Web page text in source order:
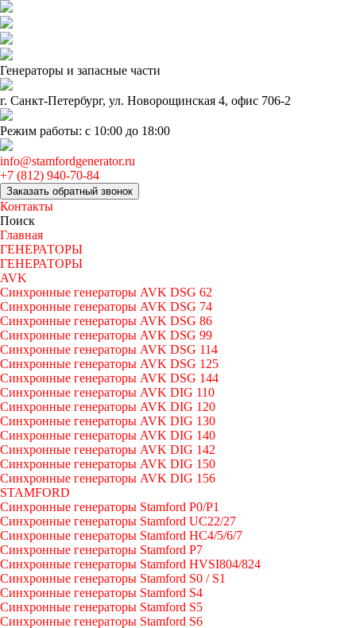
Генераторы и запаcные части
г. Санкт-Петербург, ул. Новорощинская 4, офис 706-2
Режим работы: с 10:00 до 18:00
info@stamfordgenerator.ru
+7 (812) 940-70-84
Заказать обратный звонок
Контакты
Поиск
Главная
ГЕНЕРАТОРЫ
ГЕНЕРАТОРЫ
AVK
Синхронные генераторы AVK DSG 62
Синхронные генераторы AVK DSG 74
Синхронные генераторы AVK DSG 86
Синхронные генераторы AVK DSG 99
Синхронные генераторы AVK DSG 114
Синхронные генераторы AVK DSG 125
Синхронные генераторы AVK DSG 144
Синхронные генераторы AVK DIG 110
Синхронные генераторы AVK DIG 120
Синхронные генераторы AVK DIG 130
Синхронные генераторы AVK DIG 140
Синхронные генераторы AVK DIG 142
Синхронные генераторы AVK DIG 150
Синхронные генераторы AVK DIG 156
STAMFORD
Синхронные генераторы Stamford P0/P1
Синхронные генераторы Stamford UC22/27
Синхронные генераторы Stamford HC4/5/6/7
Синхронные генераторы Stamford P7
Синхронные генераторы Stamford HVSI804/824
Синхронные генераторы Stamford S0 / S1
Синхронные генераторы Stamford S4
Синхронные генераторы Stamford S5
Синхронные генераторы Stamford S6